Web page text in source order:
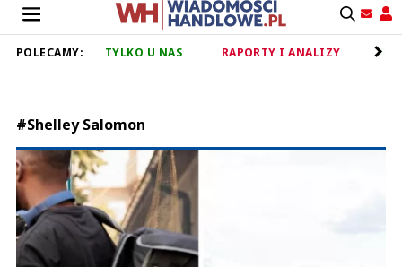
POLECAMY: TYLKO U NAS RAPORTY I ANALIZY
#Shelley Salomon